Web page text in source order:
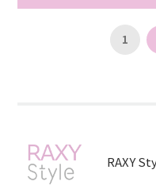
1
RAXY